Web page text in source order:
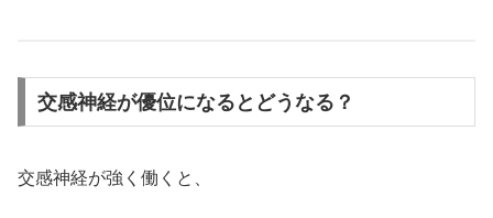
交感神経が優位になるとどうなる？
交感神経が強く働くと、